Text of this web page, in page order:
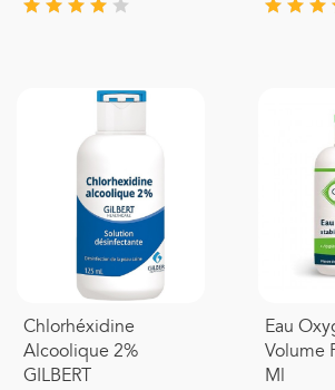
Chlorhéxidine
Alcoolique 2%
GILBERT
Eau
Volume
Ml